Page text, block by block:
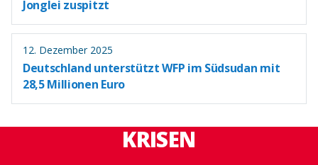
Jonglei zuspitzt
12. Dezember 2025
Deutschland unterstützt WFP im Südsudan mit
28,5 Millionen Euro
KRISEN